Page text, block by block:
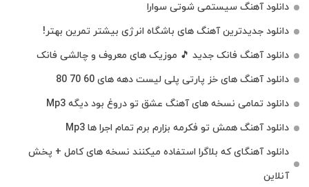
دانلود آهنگ سیستمی شوتی سوارا
دانلود جدیدترین آهنگ‌ های باشگاه انرژی بیشتر تمرین بهتر!
دانلود آهنگ فانک جدید 🎵 موزیک‌ های معروف و چالشی فانک
دانلود آهنگ های خز پارتی پلی لیست دهه های 60 70 80
دانلود تمامی نسخه های آهنگ عشق تو دروغ بود دیگه Mp3
دانلود آهنگ همش تو فکرمه بزارم برم تمام اجرا ها Mp3
دانلود آهنگای که بلاگرا استفاده میکنند نسخه های کامل + پخش
آنلاین